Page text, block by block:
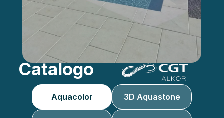
Catalogo
Aquacolor 3D Aquastone